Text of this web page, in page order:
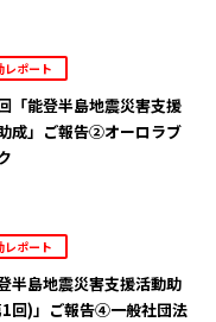
レポート
「能登半島地震災害支援
成」ご報告②オーロラブ
レポート
登半島地震災害支援活動助
回)」ご報告④一般社団法